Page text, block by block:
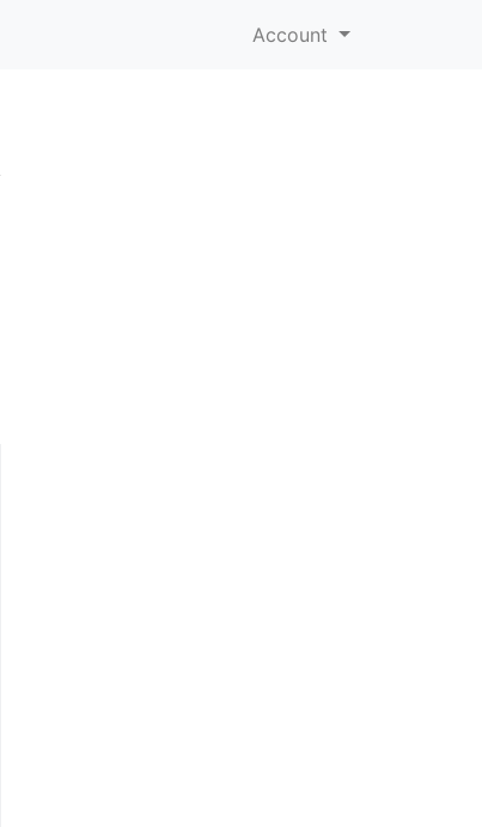
Account